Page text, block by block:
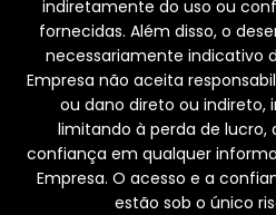
indiretamente do uso ou
fornecidas. Além disso, o
necessariamente indicativo
Empresa não aceita
ou dano direto ou indireto,
limitando à perda de lucro,
confiança em qualquer
Empresa. O acesso e a
estão sob o único